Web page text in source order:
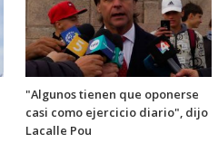
"Algunos tienen que oponerse
casi como ejercicio diario", dijo
Lacalle Pou